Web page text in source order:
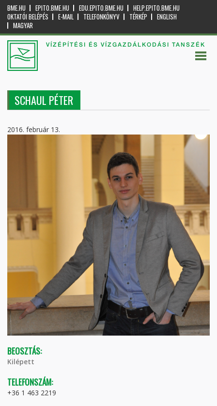
BME.HU EPITO.BME.HU EDU.EPITO.BME.HU
HELP.EPITO.BME.HU
OKTATÓI BELÉPÉS
E-MAIL TELEFONKÖNYV TÉRKÉP
ENGLISH
MAGYAR
VÍZÉPÍTÉSI ÉS VÍZGAZDÁLKODÁSI TANSZÉK
SCHAUL PÉTER
2016. február 13.
BEOSZTÁS:
Kilépett
TELEFONSZÁM:
+36 1 463 2219